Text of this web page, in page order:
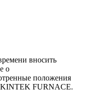
вносить
о
положения
KINTEK FURNACE.